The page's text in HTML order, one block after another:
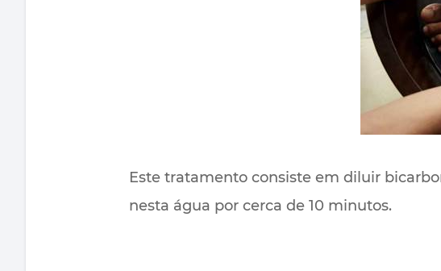
Este tratamento consiste em diluir
nesta água por cerca de 10 minutos.